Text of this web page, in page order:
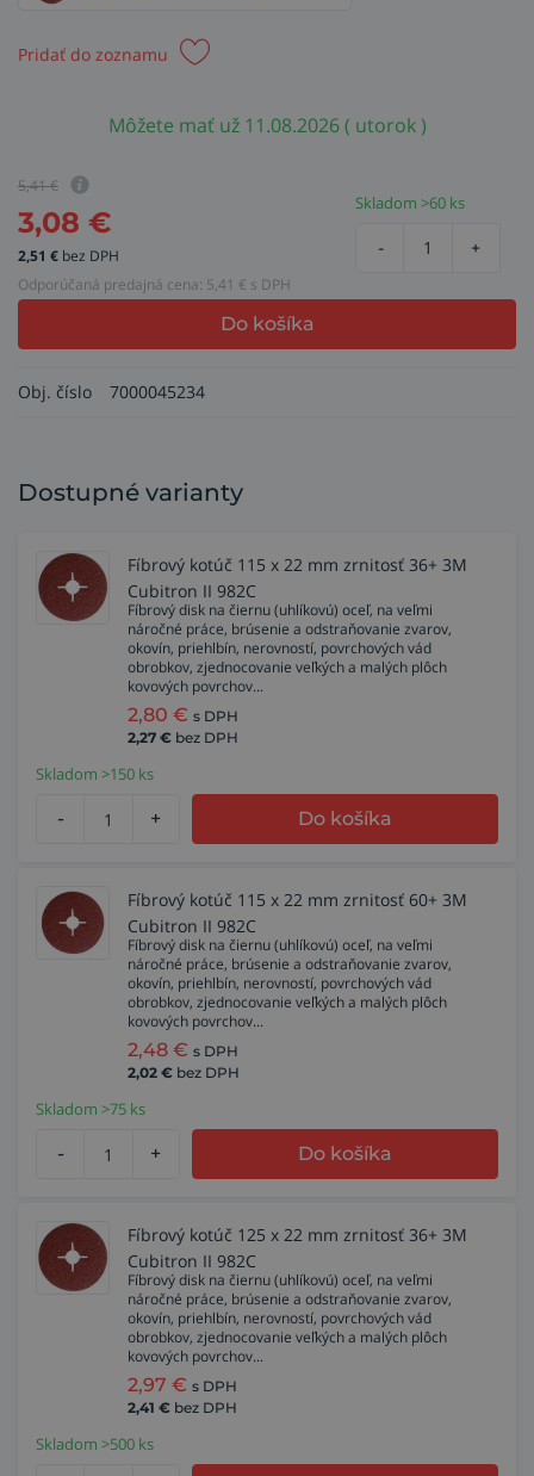
Pridať do zoznamu
Môžete mať už 11.08.2026 ( utorok )
5,41€
3,08 €
2,51 € bez DPH
Odporúčaná predajná cena: 5,41 € s DPH
Skladom >60 ks
- +
Do košíka
Obj. číslo 7000045234
Dostupné varianty
Fíbrový kotúč 115 x 22 mm zrnitosť 36+ 3M
Cubitron II 982C
Fíbrový disk na čiernu (uhlíkovú) oceľ, na veľmi
náročné práce, brúsenie a odstraňovanie zvarov,
okovín, priehlbín, nerovností, povrchových vád
obrobkov, zjednocovanie veľkých a malých plôch
kovových povrchov...
2,80 € s DPH
2,27 € bez DPH
Skladom >150 ks
- + Do košíka
Fíbrový kotúč 115 x 22 mm zrnitosť 60+ 3M
Cubitron II 982C
Fíbrový disk na čiernu (uhlíkovú) oceľ, na veľmi
náročné práce, brúsenie a odstraňovanie zvarov,
okovín, priehlbín, nerovností, povrchových vád
obrobkov, zjednocovanie veľkých a malých plôch
kovových povrchov...
2,48 € s DPH
2,02 € bez DPH
Skladom >75 ks
- + Do košíka
Fíbrový kotúč 125 x 22 mm zrnitosť 36+ 3M
Cubitron II 982C
Fíbrový disk na čiernu (uhlíkovú) oceľ, na veľmi
náročné práce, brúsenie a odstraňovanie zvarov,
okovín, priehlbín, nerovností, povrchových vád
obrobkov, zjednocovanie veľkých a malých plôch
kovových povrchov...
2,97 € s DPH
2,41 € bez DPH
Skladom >500 ks